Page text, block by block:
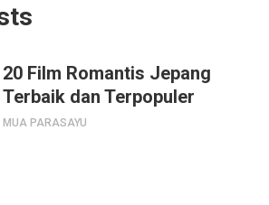
20 Film Romantis Jepang
Terbaik dan Terpopuler
MUA PARASAYU